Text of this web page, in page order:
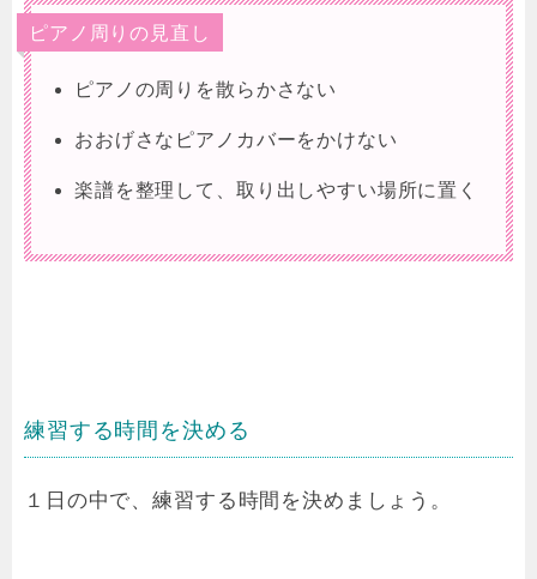
ピアノ周りの見直し
ピアノの周りを散らかさない
おおげさなピアノカバーをかけない
楽譜を整理して、取り出しやすい場所に置く
練習する時間を決める
１日の中で、練習する時間を決めましょう。